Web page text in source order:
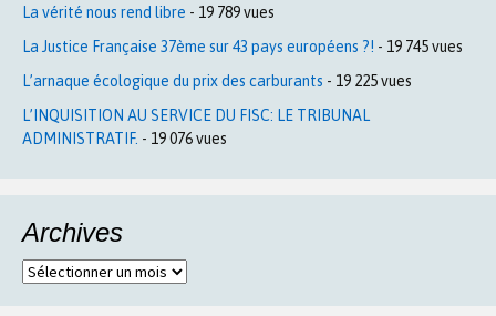
La vérité nous rend libre - 19 789 vues
La Justice Française 37ème sur 43 pays européens ?! - 19 745 vues
L’arnaque écologique du prix des carburants - 19 225 vues
L’INQUISITION AU SERVICE DU FISC: LE TRIBUNAL
ADMINISTRATIF. - 19 076 vues
Archives
Archives